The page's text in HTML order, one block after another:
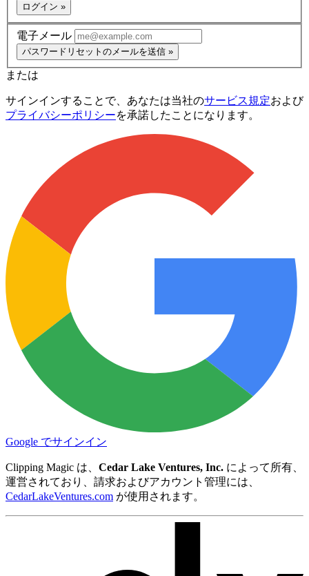
ログイン »
電子メール
パスワードリセットのメールを送信 »
または
サインインすることで、あなたは当社のサービス規定および
プライバシーポリシーを承諾したことになります。
Google でサインイン
Clipping Magic は、 Cedar Lake Ventures, Inc. によって所有、
運営されており、請求およびアカウント管理には、
CedarLakeVentures.com が使用されます。